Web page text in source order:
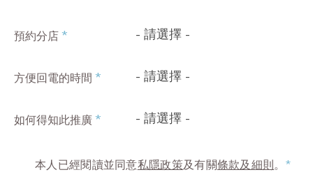
預約分店 * - 請選擇 -
方便回電的時間 * - 請選擇 -
如何得知此推廣 * - 請選擇 -
本人已經閱讀並同意私隱政策及有關條款及細則。 *